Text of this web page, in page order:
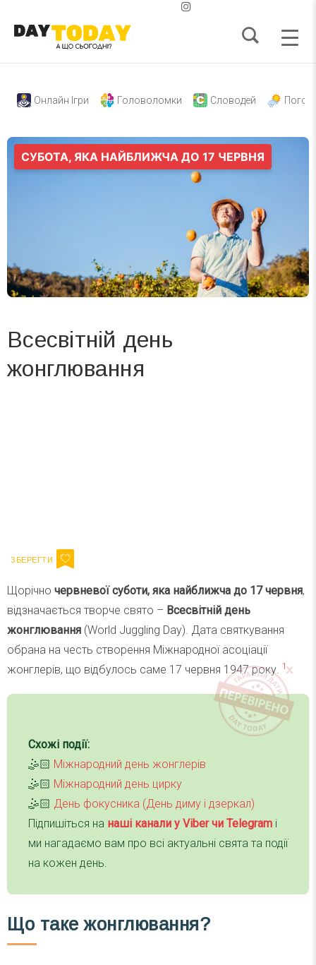
Онлайн Ігри Головоломки Словодей
Всесвітній день
жонглювання
Щорічно червневої суботи, яка найближча до 17 червня,
відзначається творче свято – Всесвітній день
жонглювання (World Juggling Day). Дата святкування
обрана на честь створення Міжнародної асоціації
жонглерів, що відбулось саме 17 червня 1947 року. 1
Схожі події:
🤹🏻 Міжнародний день жонглерів
🤹🏻 Міжнародний день цирку
🤹🏻 День фокусника (День диму і дзеркал)
Підпишіться на наші канали у Viber чи Telegram і
ми нагадаємо вам про всі актуальні свята та події
на кожен день.
Що таке жонглювання?